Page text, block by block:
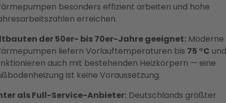
besonders effizient arbeiten und hohe
erreichen.
der 50er- bis 70er-Jahre geeignet:Moderne
liefern Vorlauftemperaturen bis 75 °C und
auch mit bestehenden Heizkörpern — eine
ist keine Voraussetzung.
als Full-Service-Anbieter:Deutschlands größter